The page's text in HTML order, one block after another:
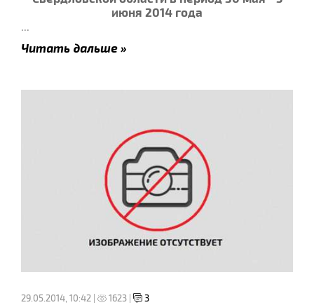
июня 2014 года
...
Читать дальше »
29.05.2014, 10:42 | 1623 | 3